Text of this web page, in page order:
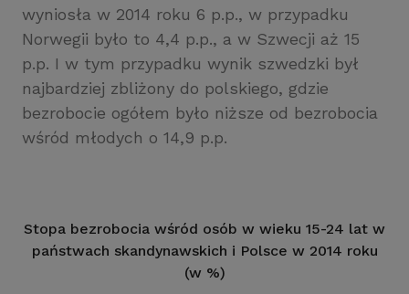
wyniosła w 2014 roku 6 p.p., w przypadku
Norwegii było to 4,4 p.p., a w Szwecji aż 15
p.p. I w tym przypadku wynik szwedzki był
najbardziej zbliżony do polskiego, gdzie
bezrobocie ogółem było niższe od bezrobocia
wśród młodych o 14,9 p.p.
Stopa bezrobocia wśród osób w wieku 15-24 lat w
państwach skandynawskich i Polsce w 2014 roku
(w %)